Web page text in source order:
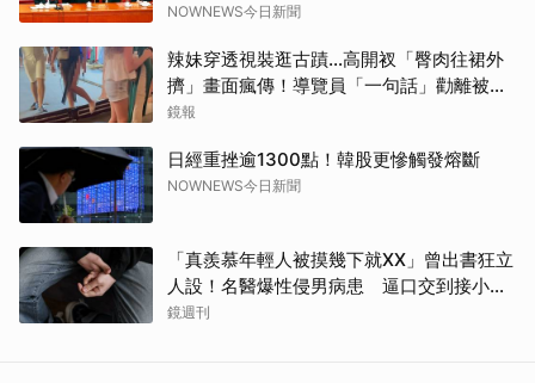
NOWNEWS今日新聞
辣妹穿透視裝逛古蹟…高開衩「臀肉往裙外
擠」畫面瘋傳！導覽員「一句話」勸離被狂
讚
鏡報
日經重挫逾1300點！韓股更慘觸發熔斷
NOWNEWS今日新聞
「真羨慕年輕人被摸幾下就XX」曾出書狂立
人設！名醫爆性侵男病患 逼口交到接小孩
鬧鐘響才停
鏡週刊